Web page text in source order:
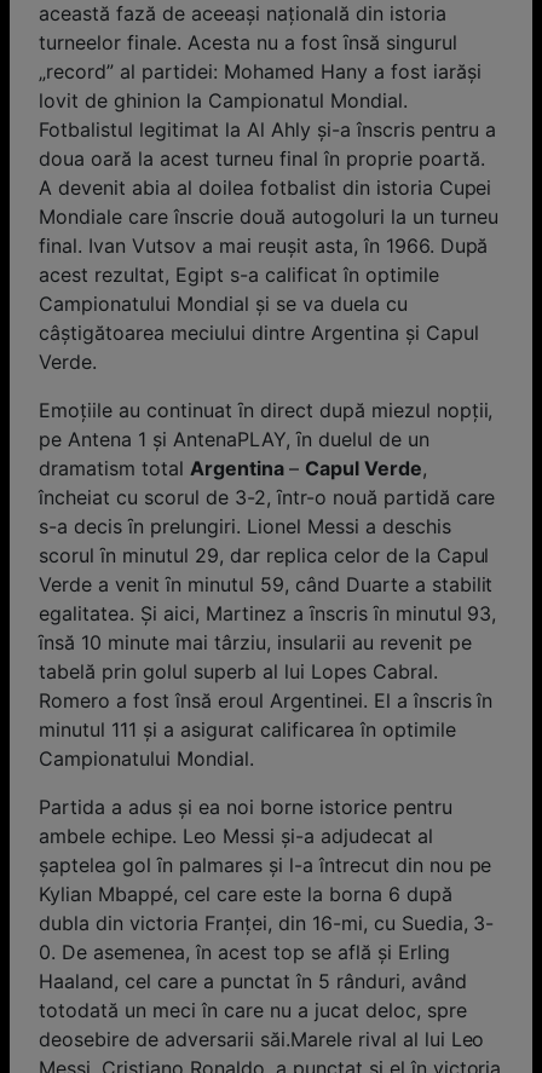
această fază de aceeași națională din istoria
turneelor finale. Acesta nu a fost ȋnsă singurul
„record” al partidei: Mohamed Hany a fost iarăși
lovit de ghinion la Campionatul Mondial.
Fotbalistul legitimat la Al Ahly și-a înscris pentru a
doua oară la acest turneu final în proprie poartă.
A devenit abia al doilea fotbalist din istoria Cupei
Mondiale care înscrie două autogoluri la un turneu
final. Ivan Vutsov a mai reușit asta, în 1966. După
acest rezultat, Egipt s-a calificat în optimile
Campionatului Mondial și se va duela cu
câștigătoarea meciului dintre Argentina și Capul
Verde.
Emoţiile au continuat ȋn direct după miezul nopţii,
pe Antena 1 și AntenaPLAY, ȋn duelul de un
dramatism total Argentina – Capul Verde,
încheiat cu scorul de 3-2, ȋntr-o nouă partidă care
s-a decis ȋn prelungiri. Lionel Messi a deschis
scorul ȋn minutul 29, dar replica celor de la Capul
Verde a venit ȋn minutul 59, când Duarte a stabilit
egalitatea. Şi aici, Martinez a ȋnscris ȋn minutul 93,
ȋnsă 10 minute mai târziu, insularii au revenit pe
tabelă prin golul superb al lui Lopes Cabral.
Romero a fost însă eroul Argentinei. El a înscris în
minutul 111 și a asigurat calificarea în optimile
Campionatului Mondial.
Partida a adus și ea noi borne istorice pentru
ambele echipe. Leo Messi și-a adjudecat al
șaptelea gol ȋn palmares şi l-a întrecut din nou pe
Kylian Mbappé, cel care este la borna 6 după
dubla din victoria Franţei, din 16-mi, cu Suedia, 3-
0. De asemenea, în acest top se află şi Erling
Haaland, cel care a punctat în 5 rânduri, având
totodată un meci în care nu a jucat deloc, spre
deosebire de adversarii săi.Marele rival al lui Leo
Messi, Cristiano Ronaldo, a punctat şi el în victoria